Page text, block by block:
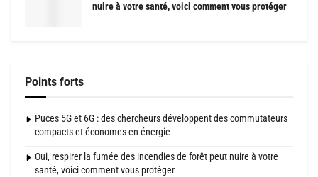
nuire à votre santé, voici comment vous protéger
Points forts
Puces 5G et 6G : des chercheurs développent des commutateurs
compacts et économes en énergie
Oui, respirer la fumée des incendies de forêt peut nuire à votre
santé, voici comment vous protéger